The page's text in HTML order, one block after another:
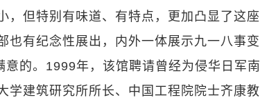
，但特别有味道、有特点，更加凸显了这座
也有纪念性展出，内外一体展示九一八事变
的。1999年，该馆聘请曾经为侵华日军南
学建筑研究所所长、中国工程院院士齐康教